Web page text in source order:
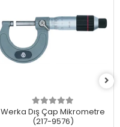
Werka Dış Çap Mikrometre
(217-9576)